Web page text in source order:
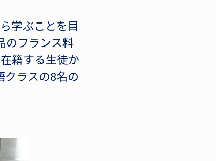
学ぶことを目
のフランス料
籍する生徒か
クラスの8名の